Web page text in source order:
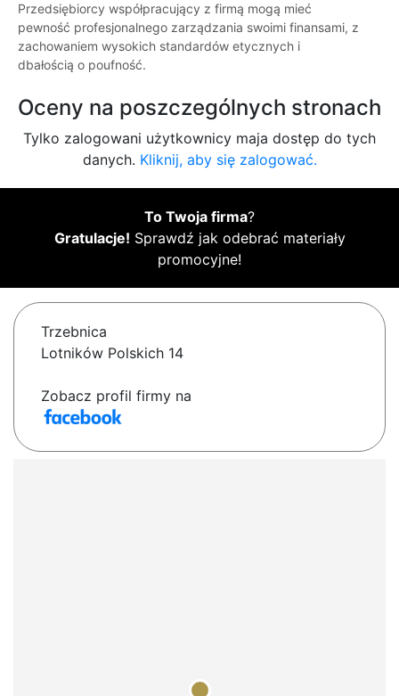
Przedsiębiorcy współpracujący z firmą mogą mieć
pewność profesjonalnego zarządzania swoimi finansami, z
zachowaniem wysokich standardów etycznych i
dbałością o poufność.
Oceny na poszczególnych stronach
Tylko zalogowani użytkownicy maja dostęp do tych
danych. Kliknij, aby się zalogować.
To Twoja firma?
Gratulacje! Sprawdź jak odebrać materiały
promocyjne!
Trzebnica
Lotników Polskich 14
Zobacz profil firmy na